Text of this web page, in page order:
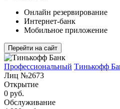
Онлайн резервирование
Интернет-банк
Мобильное приложение
Перейти на сайт
Профессиональный Тинькофф
Лиц №2673
Открытие
0 руб.
Обслуживание